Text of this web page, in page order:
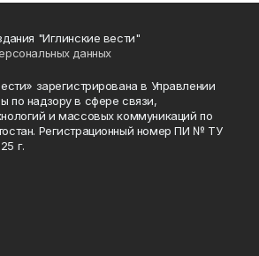
"Иглинские вести"
данных
зарегистрирована в Управлении
по надзору в сфере связи,
и массовых коммуникаций по
Регистрационный номер ПИ № ТУ
г.